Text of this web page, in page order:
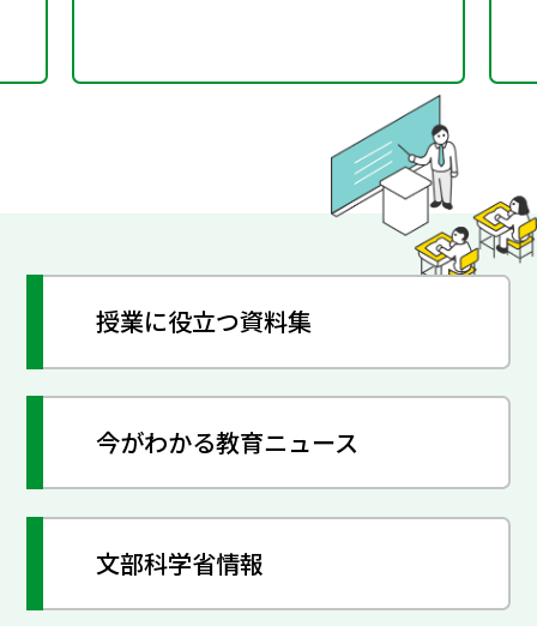
授業に役立つ資料集
今がわかる教育ニュース
文部科学省情報